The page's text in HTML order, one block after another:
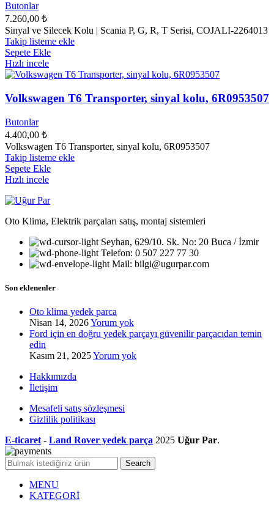
Butonlar
7.260,00 ₺
Sinyal ve Silecek Kolu | Scania P, G, R, T Serisi, COJALI-2264013
Takip listeme ekle
Sepete Ekle
Hızlı incele
Volkswagen T6 Transporter, sinyal kolu, 6R0953507
Butonlar
4.400,00 ₺
Volkswagen T6 Transporter, sinyal kolu, 6R0953507
Takip listeme ekle
Sepete Ekle
Hızlı incele
Oto Klima, Elektrik parçaları satış, montaj sistemleri
Seyhan, 629/10. Sk. No: 20 Buca / İzmir
Telefon: 0 507 227 77 30
Mail: bilgi@ugurpar.com
Son eklenenler
Oto klima yedek parca
Nisan 14, 2026Yorum yok
Ford için en doğru yedek parçayı güvenilir parçacıdan temin
edin
Kasım 21, 2025Yorum yok
Hakkımızda
İletişim
Mesafeli satış sözleşmesi
Gizlilik politikası
E-ticaret - Land Rover yedek parça 2025 Uğur Par.
Search
MENU
KATEGORİ